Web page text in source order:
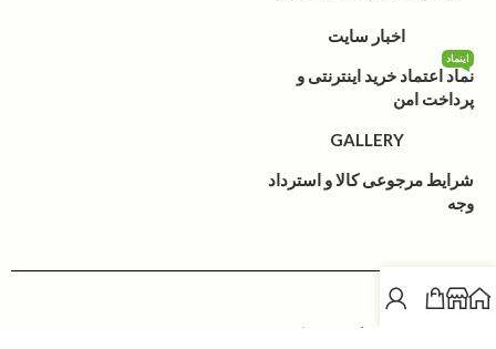
اخبار سایت
نماد اعتماد خرید اینترنتی و
پرداخت امن
اینماد
GALLERY
شرایط مرجوعی کالا و استرداد
وجه
زیبایی توسط